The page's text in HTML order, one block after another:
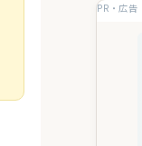
PR・広告